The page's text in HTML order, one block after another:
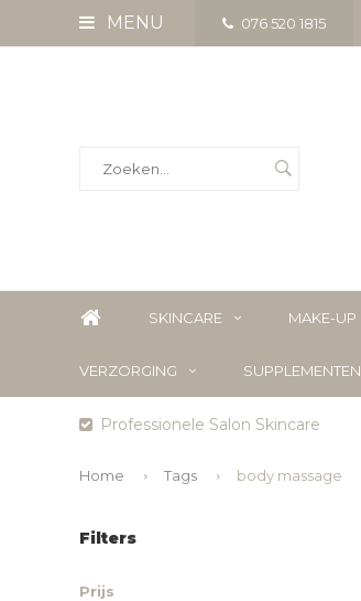
MENU 076 520 1815
SKINCARE MAKE-UP
VERZORGING SUPPLEMENTEN
Professionele Salon Skincare
Home Tags body massage
Filters
Prijs